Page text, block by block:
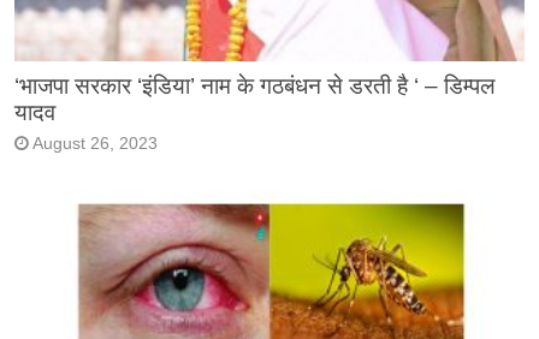
‘भाजपा सरकार ‘इंडिया’ नाम के गठबंधन से डरती है ‘ – डिम्पल
यादव
August 26, 2023